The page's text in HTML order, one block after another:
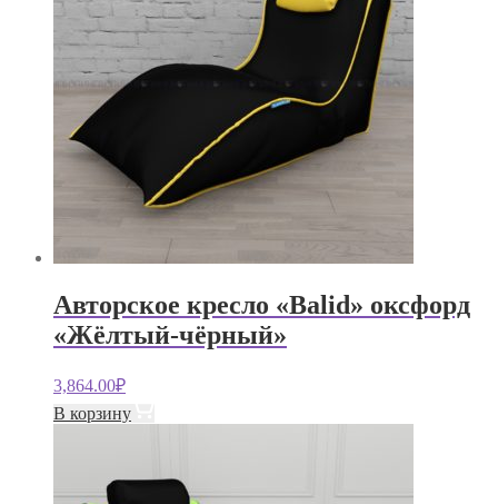
Авторское кресло «Balid» оксфорд
«Жёлтый-чёрный»
3,864.00₽
В корзину